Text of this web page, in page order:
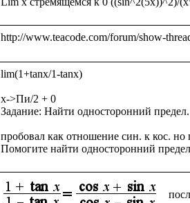
lim(1+tanx/1-tanx)
x->Пи/2 + 0
Задание: Найти односторонний предел.
пробовал как отношение син. к кос. но